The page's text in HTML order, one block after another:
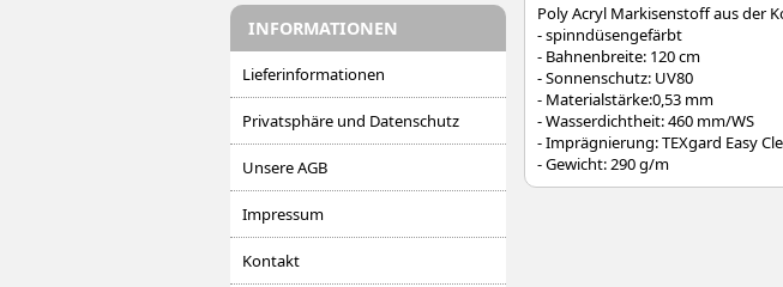
INFORMATIONEN
Lieferinformationen
Privatsphäre und Datenschutz
Unsere AGB
Impressum
Kontakt
Poly Acryl Markisenstoff aus der
- spinndüsengefärbt
- Bahnenbreite: 120 cm
- Sonnenschutz: UV80
- Materialstärke:0,53 mm
- Wasserdichtheit: 460 mm/WS
- Imprägnierung: TEXgard Easy
- Gewicht: 290 g/m